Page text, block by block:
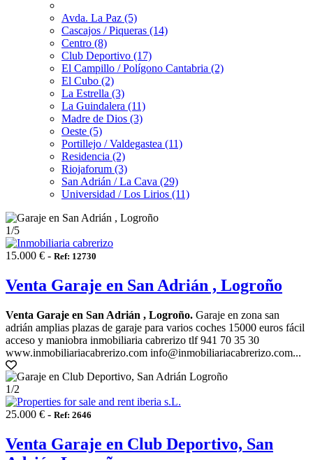
Avda. La Paz (5)
Cascajos / Piqueras (14)
Centro (8)
Club Deportivo (17)
El Campillo / Polígono Cantabria (2)
El Cubo (2)
La Estrella (3)
La Guindalera (11)
Madre de Dios (3)
Oeste (5)
Portillejo / Valdegastea (11)
Residencia (2)
Riojaforum (3)
San Adrián / La Cava (29)
Universidad / Los Lirios (11)
1/5
15.000 € - Ref: 12730
Venta Garaje en San Adrián , Logroño
Venta Garaje en San Adrián , Logroño. Garaje en zona san
adrián amplias plazas de garaje para varios coches 15000 euros fácil
acceso y maniobra inmobiliaria cabrerizo tlf 941 70 35 30
www.inmobiliariacabrerizo.com info@inmobiliariacabrerizo.com...
1/2
25.000 € - Ref: 2646
Venta Garaje en Club Deportivo, San